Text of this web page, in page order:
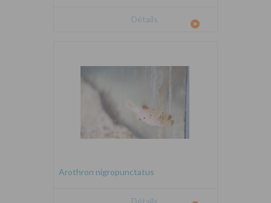
Détails
Arothron nigropunctatus
Détails